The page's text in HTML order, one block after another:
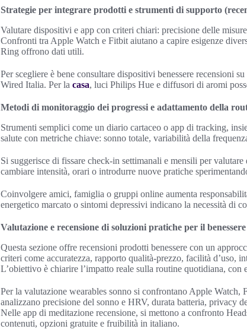
Strategie per integrare prodotti e strumenti di supporto
Valutare dispositivi e app con criteri chiari: precisione delle
Confronti tra Apple Watch e Fitbit aiutano a capire esigenze
Ring offrono dati utili.
Per scegliere è bene consultare dispositivi benessere recensioni
Wired Italia. Per la casa, luci Philips Hue e diffusori di aromi
Metodi di monitoraggio dei progressi e adattamento della
Strumenti semplici come un diario cartaceo o app di tracking,
salute con metriche chiave: sonno totale, variabilità della
Si suggerisce di fissare check-in settimanali e mensili per
cambiare intensità, orari o introdurre nuove pratiche
Coinvolgere amici, famiglia o gruppi online aumenta
energetico marcato o sintomi depressivi indicano la necessità di
Valutazione e recensione di soluzioni pratiche per il benessere
Questa sezione offre recensioni prodotti benessere con un
criteri come accuratezza, rapporto qualità-prezzo, facilità d’uso,
L’obiettivo è chiarire l’impatto reale sulla routine quotidiana, con
Per la valutazione wearables sonno si confrontano Apple
analizzano precisione del sonno e HRV, durata batteria, privacy
Nelle app di meditazione recensione, si mettono a confronto
contenuti, opzioni gratuite e fruibilità in italiano.